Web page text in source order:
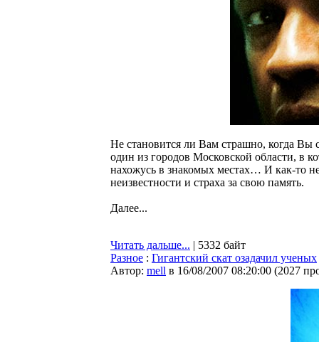
Не становится ли Вам страшно, когда Вы
один из городов Московской области, в
нахожусь в знакомых местах… И как-то
неизвестности и страха за свою память.
Далее...
Читать дальше... | 5332 байт
Разное : Гигантский скат озадачил ученых
Автор: mell в 16/08/2007 08:20:00 (2027